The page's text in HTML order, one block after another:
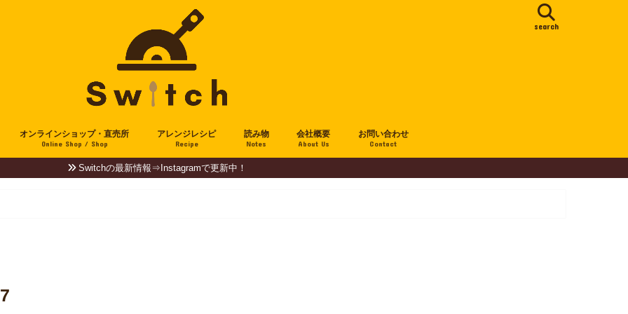
search
オンラインショップ・直売所
Online Shop / Shop
アレンジレシピ
Recipe
読み物
Notes
会社概要
About Us
お問い合わせ
Contact
Switchの最新情報⇒Instagramで更新中！